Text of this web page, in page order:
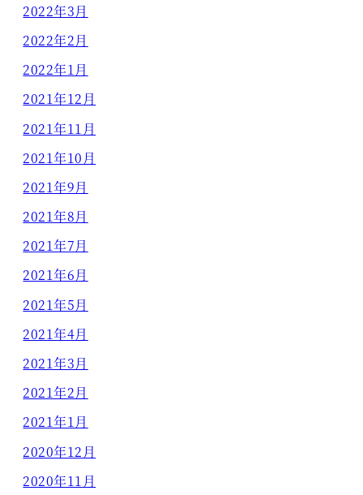
2022年3月
2022年2月
2022年1月
2021年12月
2021年11月
2021年10月
2021年9月
2021年8月
2021年7月
2021年6月
2021年5月
2021年4月
2021年3月
2021年2月
2021年1月
2020年12月
2020年11月